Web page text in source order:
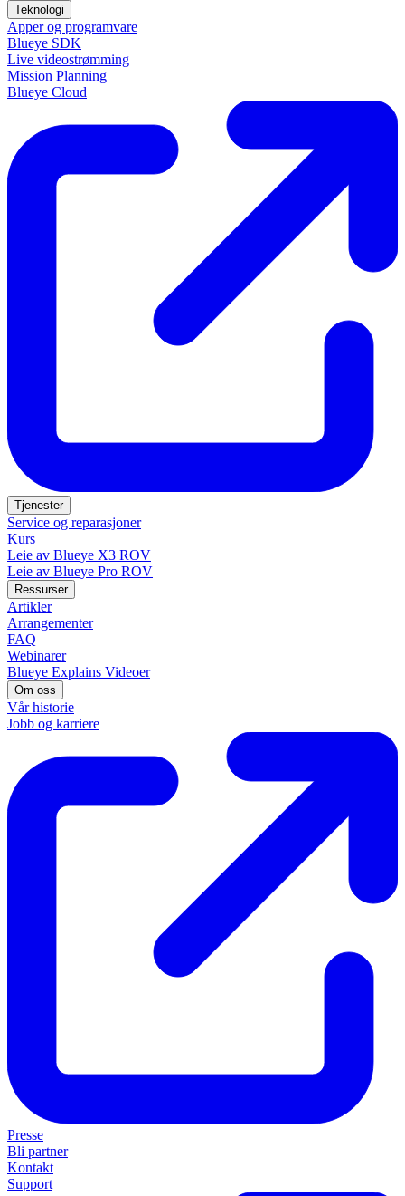
Teknologi
Apper og programvare
Blueye SDK
Live videostrømming
Mission Planning
Blueye Cloud
Tjenester
Service og reparasjoner
Kurs
Leie av Blueye X3 ROV
Leie av Blueye Pro ROV
Ressurser
Artikler
Arrangementer
FAQ
Webinarer
Blueye Explains Videoer
Om oss
Vår historie
Jobb og karriere
Presse
Bli partner
Kontakt
Support